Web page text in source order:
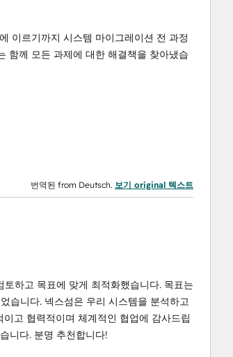
이르기까지 시스템 마이그레이션 전 과정
함께 모든 과제에 대한 해결책을 찾아냈습
번역된 from Deutsch. 보기 original 텍스트
하고 목표에 맞게 최적화했습니다. 목표는
습니다. 넥스섬은 우리 시스템을 분석하고
고 협력적이며 체계적인 협업에 감사드립
니다. 분명 추천합니다!